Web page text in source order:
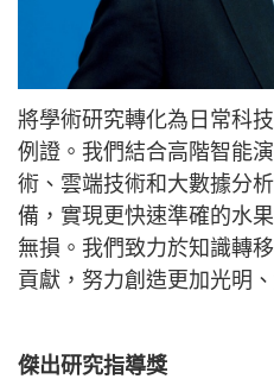
將學術研究轉化為日常科
例證。我們結合高階智能
術、雲端技術和大數據分
備，實現更快速準確的水
無損。我們致力於知識轉
貢獻，努力創造更加光明
傑出研究指導獎